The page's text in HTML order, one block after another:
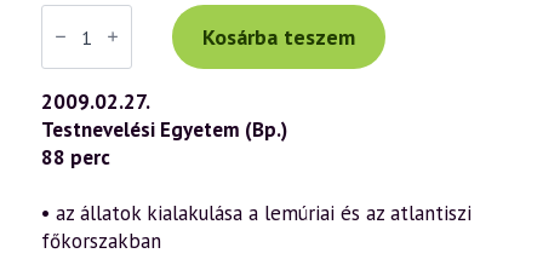
Váradi
Tibor
előadás
(511)
—
Spirituális
Zoológia
–
Az
és
az
állatvilág
Kosárba teszem
2009.02.27.
Testnevelési Egyetem (Bp.)
88 perc
• az állatok kialakulása a lemúriai és az atlantiszi
főkorszakban